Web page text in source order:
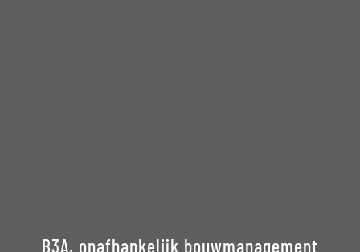
B3A, onafhankelijk bouwmanagement